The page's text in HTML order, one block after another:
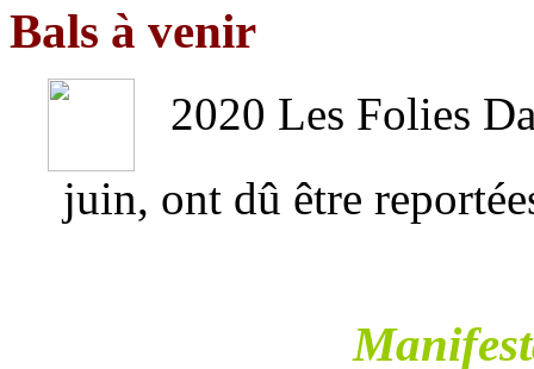
Bals à venir
2020 Les Folies
juin, ont dû être